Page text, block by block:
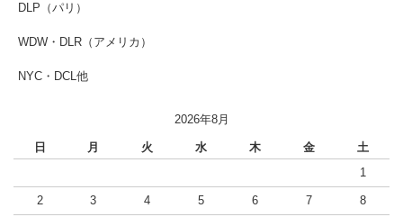
DLP（パリ）
WDW・DLR（アメリカ）
NYC・DCL他
2026年8月
日 月 火 水 木 金
土
1
2 3 4 5 6 7 8